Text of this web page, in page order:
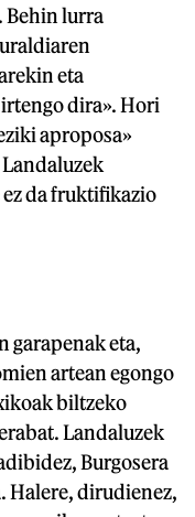
Behin lurra
eta
dira». Hori
aproposa»
da fruktifikazio
garapenak eta,
artean egongo
biltzeko
Landaluzek
Burgosera
Halere, dirudienez,